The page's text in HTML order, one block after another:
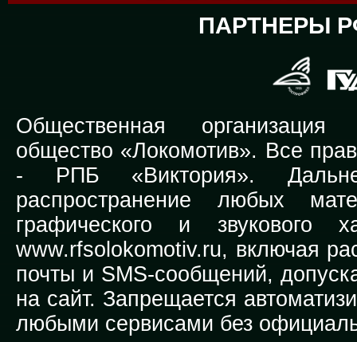
ПАРТНЕРЫ
Общественная организация
общество «Локомотив». Все
- РПБ «Виктория».
распространение любых
графического и звукового
www.rfsolokomotiv.ru, включая
почты и SMS-сообщений,
на сайт. Запрещается
любыми сервисами без